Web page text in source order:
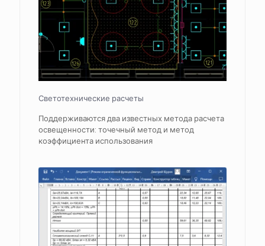
Светотехнические расчеты
Поддерживаются два известных метода расчета
освещенности: точечный метод и метод
коэффициента использования